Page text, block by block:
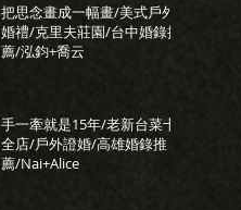
把思念畫成一幅畫/美式戶外
婚禮/克里夫莊園/台中婚錄推
薦/泓鈞+喬云
手一牽就是15年/老新台菜十
全店/戶外證婚/高雄婚錄推
薦/Nai+Alice